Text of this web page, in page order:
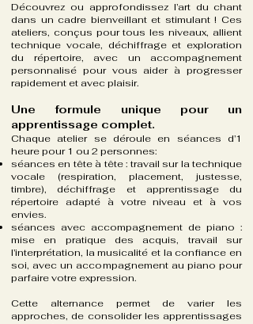
Découvrez ou approfondissez l’art du chant
dans un cadre bienveillant et stimulant ! Ces
ateliers, conçus pour tous les niveaux, allient
technique vocale, déchiffrage et exploration
du répertoire, avec un accompagnement
personnalisé pour vous aider à progresser
rapidement et avec plaisir.
Une formule unique pour un
apprentissage complet.
Chaque atelier se déroule en séances d’1
heure pour 1 ou 2 personnes:
séances en tête à tête : travail sur la technique
vocale (respiration, placement, justesse,
timbre), déchiffrage et apprentissage du
répertoire adapté à votre niveau et à vos
envies.
séances avec accompagnement de piano :
mise en pratique des acquis, travail sur
l’interprétation, la musicalité et la confiance en
soi, avec un accompagnement au piano pour
parfaire votre expression.
Cette alternance permet de varier les
approches, de consolider les apprentissages